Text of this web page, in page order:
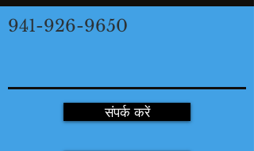
941-926-9650
संपर्क करें